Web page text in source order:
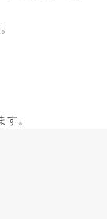
。